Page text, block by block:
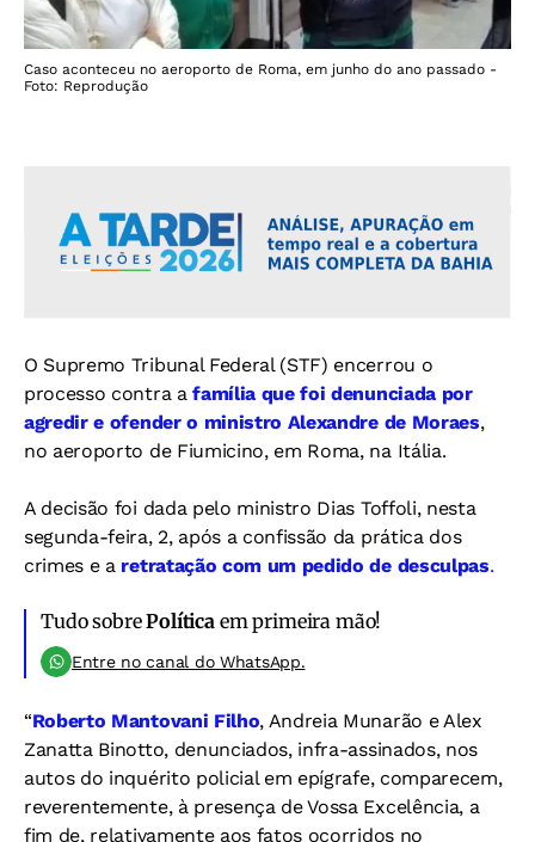
Caso aconteceu no aeroporto de Roma, em junho do ano passado -
Foto: Reprodução
O Supremo Tribunal Federal (STF) encerrou o
processo contra afamília que foi denunciada por
agredir e ofender o ministro Alexandre de Moraes,
no aeroporto de Fiumicino, em Roma, na Itália.
A decisão foi dada pelo ministro Dias Toffoli, nesta
segunda-feira, 2, após a confissão da prática dos
crimes e a retratação com um pedido de desculpas.
Tudo sobrePolítica em primeira mão!
Entre no canal do WhatsApp.
“Roberto Mantovani Filho, Andreia Munarão e Alex
Zanatta Binotto, denunciados, infra-assinados, nos
autos do inquérito policial em epígrafe, comparecem,
reverentemente, à presença de Vossa Excelência, a
fim de, relativamente aos fatos ocorridos no